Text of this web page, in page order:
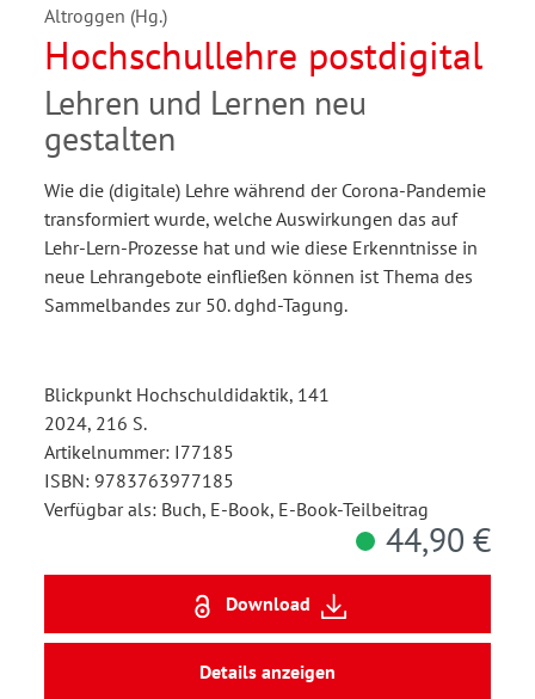
Altroggen (Hg.)
Hochschullehre postdigital
Lehren und Lernen neu
gestalten
Wie die (digitale) Lehre während der Corona-Pandemie
transformiert wurde, welche Auswirkungen das auf
Lehr-Lern-Prozesse hat und wie diese Erkenntnisse in
neue Lehrangebote einfließen können ist Thema des
Sammelbandes zur 50. dghd-Tagung.
Blickpunkt Hochschuldidaktik, 141
2024, 216 S.
Artikelnummer: I77185
ISBN: 9783763977185
Verfügbar als: Buch, E-Book, E-Book-Teilbeitrag
44,90 €
Download
Details anzeigen